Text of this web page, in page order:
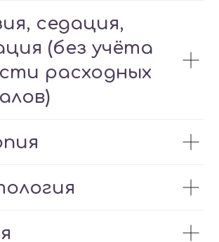
седация,
(без учёта
расходных